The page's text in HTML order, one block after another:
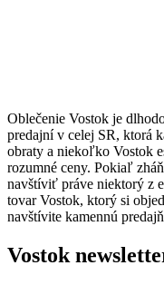
Oblečenie Vostok je
predajní v celej SR, ktorá
obraty a niekoľko Vostok
rozumné ceny. Pokiaľ
navštíviť práve niektorý z
tovar Vostok, ktorý si
navštívite kamennú
Vostok